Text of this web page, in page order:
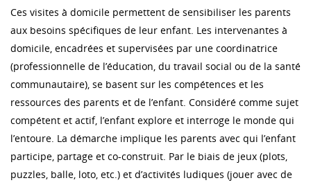
Ces visites à domicile permettent de sensibiliser les parents
aux besoins spécifiques de leur enfant. Les intervenantes à
domicile, encadrées et supervisées par une coordinatrice
(professionnelle de l’éducation, du travail social ou de la santé
communautaire), se basent sur les compétences et les
ressources des parents et de l’enfant. Considéré comme sujet
compétent et actif, l’enfant explore et interroge le monde qui
l’entoure. La démarche implique les parents avec qui l’enfant
participe, partage et co-construit. Par le biais de jeux (plots,
puzzles, balle, loto, etc.) et d’activités ludiques (jouer avec de